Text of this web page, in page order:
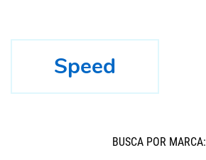
Speed
BUSCÁ POR MARCA: